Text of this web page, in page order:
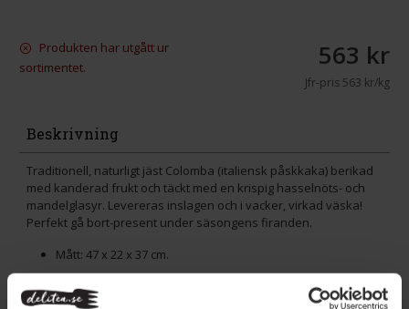
Produkten har utgått ur
sortimentet.
563 kr
Jfr-pris563 kr/kg
Beskrivning
Traditionell, naturligt jäst Colomba (italiensk påskkaka) berikad
med kanderad frukt och täckt med en krispig hasselnöts- och
mandelglasyr. Levereras inslagen och i vacker, virkad väska!
Perfekt gå bort-present under säsongens firanden.
Mått: 47 x 22 x 37 cm.
Se alla
våra Colomba-produkter